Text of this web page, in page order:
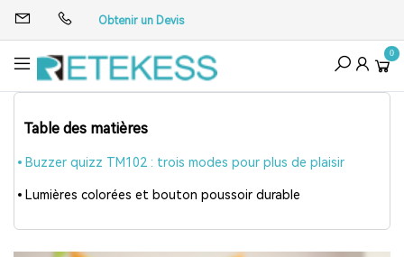
Obtenir un Devis
0
Table des matières
Buzzer quizz TM102 : trois modes pour plus de plaisir
Lumières colorées et bouton poussoir durable